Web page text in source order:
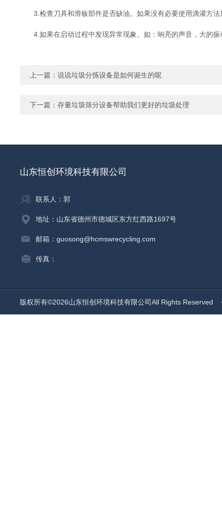
3.检查刀具和滑板部件是否缺油。如果没有必要使用滴灌方法
4.如果在启动过程中发现异常现象。如：响亮的声音，大的振
上一篇： 说说垃圾分拣设备是如何诞生的呢
下一篇： 存量垃圾筛分设备帮助我们更好的垃圾处理
山东恒创环境科技有限公司
联系人：郭
地址：山东省德州市德城区东方红西路1697号
邮箱：guosong@hcmswrecycling.com
传真：
版权所有©2026山东恒创环境科技有限公司All Rights Reserved